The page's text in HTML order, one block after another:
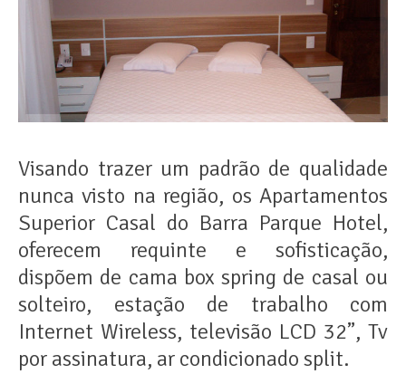
Visando trazer um padrão de qualidade
nunca visto na região, os Apartamentos
Superior Casal do Barra Parque Hotel,
oferecem requinte e sofisticação,
dispõem de cama box spring de casal ou
solteiro, estação de trabalho com
Internet Wireless, televisão LCD 32”, Tv
por assinatura, ar condicionado split.